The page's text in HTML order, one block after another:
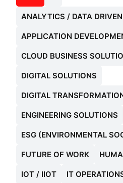
ANALYTICS / DATA
APPLICATION
CLOUD BUSINESS
DIGITAL SOLUTIONS
DIGITAL
ENGINEERING SOLUTIONS
ESG (ENVIRONMENTAL
FUTURE OF WORK
IOT / IIOT IT